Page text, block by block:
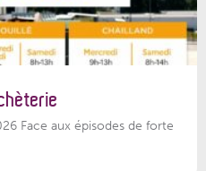
Face aux épisodes de forte